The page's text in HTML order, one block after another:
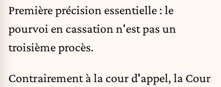
Première précision essentielle : le
pourvoi en cassation n'est pas un
troisième procès.
Contrairement à la cour d'appel, la Cour